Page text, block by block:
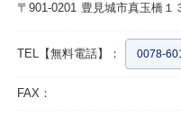
〒901-0201 豊見城市真玉橋１
TEL【無料電話】： 0078-
FAX：